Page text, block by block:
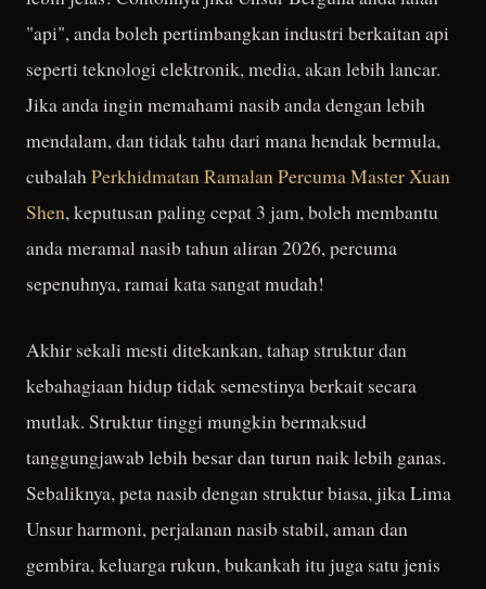
"api", anda boleh pertimbangkan industri berkaitan api
seperti teknologi elektronik, media, akan lebih lancar.
Jika anda ingin memahami nasib anda dengan lebih
mendalam, dan tidak tahu dari mana hendak bermula,
cubalah Perkhidmatan Ramalan Percuma Master Xuan
Shen, keputusan paling cepat 3 jam, boleh membantu
anda meramal nasib tahun aliran 2026, percuma
sepenuhnya, ramai kata sangat mudah!
Akhir sekali mesti ditekankan, tahap struktur dan
kebahagiaan hidup tidak semestinya berkait secara
mutlak. Struktur tinggi mungkin bermaksud
tanggungjawab lebih besar dan turun naik lebih ganas.
Sebaliknya, peta nasib dengan struktur biasa, jika Lima
Unsur harmoni, perjalanan nasib stabil, aman dan
gembira, keluarga rukun, bukankah itu juga satu jenis